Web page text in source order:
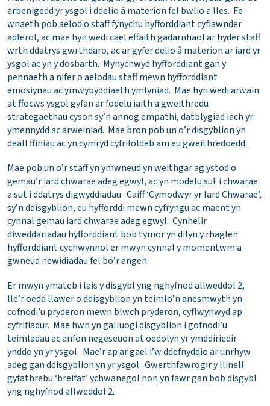
arbenigedd yr ysgol i ddelio â materion fel bwlio a lles. Fe
wnaeth pob aelod o staff fynychu hyfforddiant cyfiawnder
adferol, ac mae hyn wedi cael effaith gadarnhaol ar hyder staff
wrth ddatrys gwrthdaro, ac ar gyfer delio â materion ar iard yr
ysgol ac yn y dosbarth. Mynychwyd hyfforddiant gan y
pennaeth a nifer o aelodau staff mewn hyfforddiant
emosiynau ac ymwybyddiaeth ymlyniad. Mae hyn wedi arwain
at ffocws ysgol gyfan ar fodelu iaith a gweithredu
strategaethau cyson sy’n annog empathi, datblygiad iach yr
ymennydd ac arweiniad. Mae bron pob un o’r disgyblion yn
deall ffiniau ac yn cymryd cyfrifoldeb am eu gweithredoedd.
Mae pob un o’r staff yn ymwneud yn weithgar ag ystod o
gemau’r iard chwarae adeg egwyl, ac yn modelu sut i chwarae
a sut i ddatrys digwyddiadau. Caiff ‘Cymodwyr yr Iard Chwarae’,
sy’n ddisgyblion, eu hyfforddi mewn cyfryngu ac maent yn
cynnal gemau iard chwarae adeg egwyl. Cynhelir
diweddariadau hyfforddiant bob tymor yn dilyn y rhaglen
hyfforddiant cychwynnol er mwyn cynnal y momentwm a
gwneud newidiadau fel bo’r angen.
Er mwyn ymateb i lais y disgybl yng nghyfnod allweddol 2,
lle’r oedd llawer o ddisgyblion yn teimlo’n anesmwyth yn
cofnodi’u pryderon mewn blwch pryderon, cyflwynwyd ap
cyfrifiadur. Mae hwn yn galluogi disgyblion i gofnodi’u
teimladau ac anfon negeseuon at oedolyn yr ymddiriedir
ynddo yn yr ysgol. Mae’r ap ar gael i’w ddefnyddio ar unrhyw
adeg gan ddisgyblion yn yr ysgol. Gwerthfawrogir y llinell
gyfathrebu ‘breifat’ ychwanegol hon yn fawr gan bob disgybl
yng nghyfnod allweddol 2.